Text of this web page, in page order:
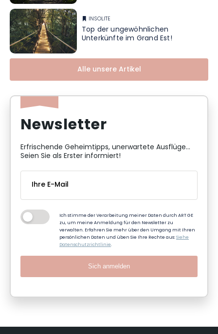
INSOLITE
Top der ungewöhnlichen
Unterkünfte im Grand Est!
Alle unsere Artikel
Newsletter
Erfrischende Geheimtipps, unerwartete Ausflüge...
Seien Sie als Erster informiert!
Ich stimme der Verarbeitung meiner Daten durch ART GE
zu, um meine Anmeldung für den Newsletter zu
verwalten. Erfahren Sie mehr über den Umgang mit Ihren
persönlichen Daten und üben Sie Ihre Rechte aus:Siehe
Datenschutzrichtlinie.
Sich anmelden